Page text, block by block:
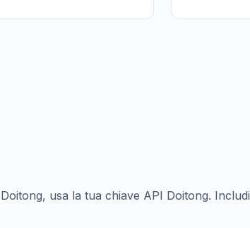
usa la tua chiave API Doitong.